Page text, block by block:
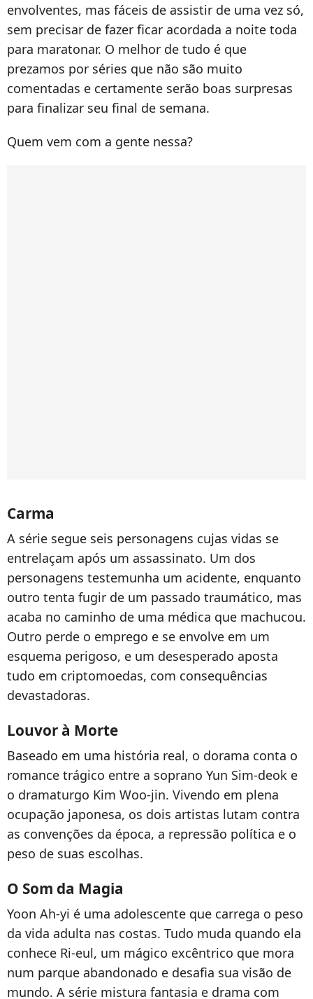
envolventes, mas fáceis de assistir de uma vez só,
sem precisar de fazer ficar acordada a noite toda
para maratonar. O melhor de tudo é que
prezamos por séries que não são muito
comentadas e certamente serão boas surpresas
para finalizar seu final de semana.
Quem vem com a gente nessa?
Carma
A série segue seis personagens cujas vidas se
entrelaçam após um assassinato. Um dos
personagens testemunha um acidente, enquanto
outro tenta fugir de um passado traumático, mas
acaba no caminho de uma médica que machucou.
Outro perde o emprego e se envolve em um
esquema perigoso, e um desesperado aposta
tudo em criptomoedas, com consequências
devastadoras.
Louvor à Morte
Baseado em uma história real, o dorama conta o
romance trágico entre a soprano Yun Sim-deok e
o dramaturgo Kim Woo-jin. Vivendo em plena
ocupação japonesa, os dois artistas lutam contra
as convenções da época, a repressão política e o
peso de suas escolhas.
O Som da Magia
Yoon Ah-yi é uma adolescente que carrega o peso
da vida adulta nas costas. Tudo muda quando ela
conhece Ri-eul, um mágico excêntrico que mora
num parque abandonado e desafia sua visão de
mundo. A série mistura fantasia e drama com